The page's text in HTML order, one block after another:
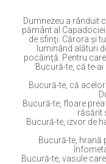
Dumnezeu a rânduit
pământ al
de sfinţi. Cărora şi
luminând alături
pocăinţă. Pentru
Bucură-te, că te-
Bucură-te, că
Bucură-te, floare
răsărit
Bucură-te, izvor de
Bucură-te, hrană
Bucură-te, vasule